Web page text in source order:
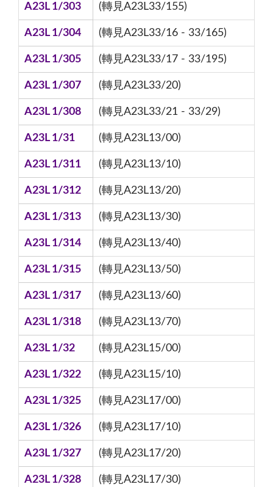
A23L 1/303 (轉見A23L33/155)
A23L 1/304 (轉見A23L33/16 - 33/165)
A23L 1/305 (轉見A23L33/17 - 33/195)
A23L 1/307 (轉見A23L33/20)
A23L 1/308 (轉見A23L33/21 - 33/29)
A23L 1/31 (轉見A23L13/00)
A23L 1/311 (轉見A23L13/10)
A23L 1/312 (轉見A23L13/20)
A23L 1/313 (轉見A23L13/30)
A23L 1/314 (轉見A23L13/40)
A23L 1/315 (轉見A23L13/50)
A23L 1/317 (轉見A23L13/60)
A23L 1/318 (轉見A23L13/70)
A23L 1/32 (轉見A23L15/00)
A23L 1/322 (轉見A23L15/10)
A23L 1/325 (轉見A23L17/00)
A23L 1/326 (轉見A23L17/10)
A23L 1/327 (轉見A23L17/20)
A23L 1/328 (轉見A23L17/30)